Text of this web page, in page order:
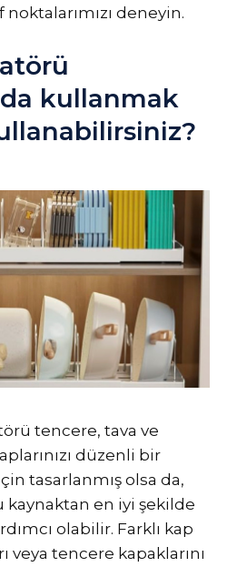
noktalarımızı deneyin.
kullanmak
tencere, tava ve
düzenli bir
tasarlanmış olsa da,
kaynaktan en iyi şekilde
olabilir. Farklı kap
veya tencere kapaklarını